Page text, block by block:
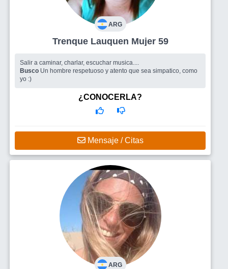
ARG
Trenque Lauquen Mujer 59
Salir a caminar, charlar, escuchar musica....
Busco Un hombre respetuoso y atento que sea simpatico, como
yo :)
¿CONOCERLA?
Mensaje / Citas
ARG